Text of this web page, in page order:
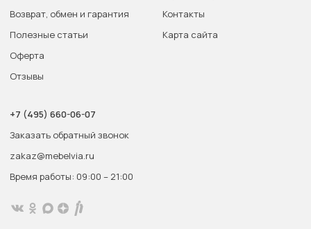
Возврат, обмен и гарантия
Полезные статьи
Оферта
Отзывы
Контакты
Карта сайта
+7 (495) 660-06-07
Заказать обратный звонок
zakaz@mebelvia.ru
Время работы: 09:00 – 21:00